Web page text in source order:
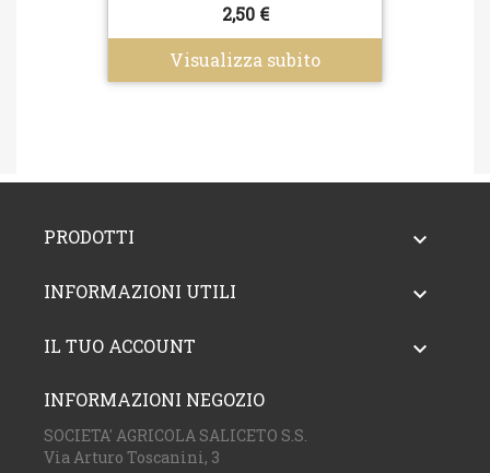
2,50 €
Visualizza subito
PRODOTTI 
INFORMAZIONI UTILI 
IL TUO ACCOUNT 
INFORMAZIONI NEGOZIO
SOCIETA' AGRICOLA SALICETO S.S.
Via Arturo Toscanini, 3